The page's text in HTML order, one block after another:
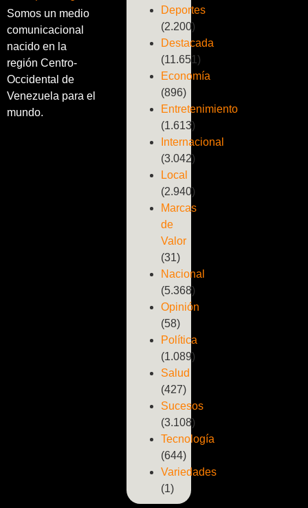
Somos un medio
comunicacional
nacido en la
región Centro-
Occidental de
Venezuela para el
mundo.
Deportes
(2.200)
Destacada
(11.651)
Economía
(896)
Entretenimiento
(1.613)
Internacional
(3.042)
Local
(2.940)
Marcas
de
Valor
(31)
Nacional
(5.368)
Opinión
(58)
Política
(1.089)
Salud
(427)
Sucesos
(3.108)
Tecnología
(644)
Variedades
(1)